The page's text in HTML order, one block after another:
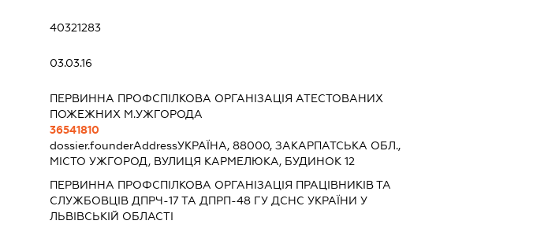
40321283
03.03.16
ПЕРВИННА ПРОФСПІЛКОВА ОРГАНІЗАЦІЯ АТЕСТОВАНИХ
ПОЖЕЖНИХ М.УЖГОРОДА
36541810
dossier.founderAddressУКРАЇНА, 88000, ЗАКАРПАТСЬКА ОБЛ.,
МІСТО УЖГОРОД, ВУЛИЦЯ КАРМЕЛЮКА, БУДИНОК 12
ПЕРВИННА ПРОФСПІЛКОВА ОРГАНІЗАЦІЯ ПРАЦІВНИКІВ ТА
СЛУЖБОВЦІВ ДПРЧ-17 ТА ДПРП-48 ГУ ДСНС УКРАЇНИ У
ЛЬВІВСЬКІЙ ОБЛАСТІ